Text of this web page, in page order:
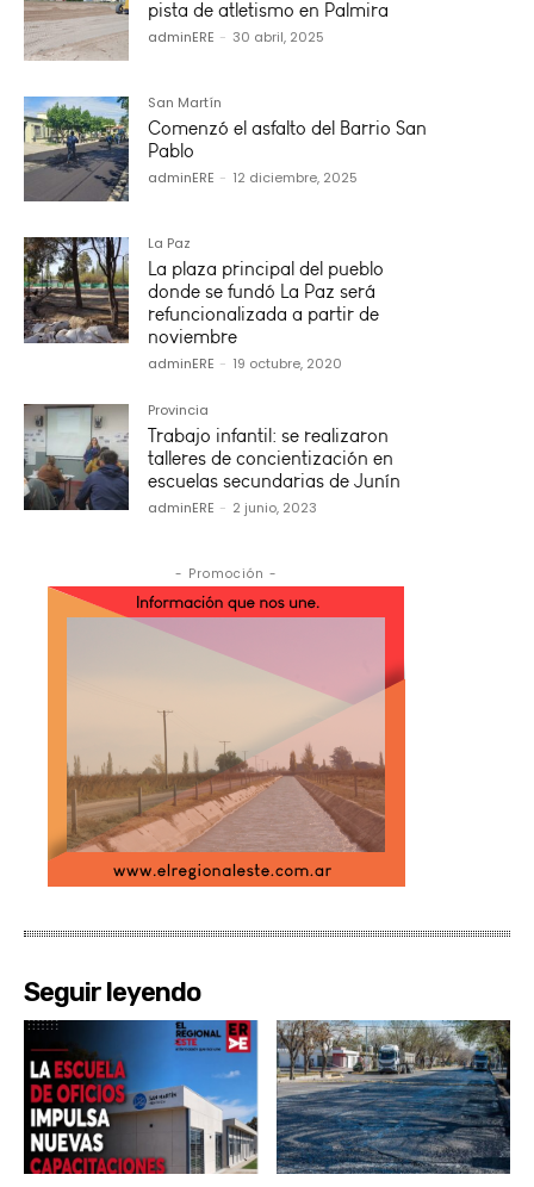
pista de atletismo en Palmira
adminERE - 30 abril, 2025
San Martín
Comenzó el asfalto del Barrio San
Pablo
adminERE - 12 diciembre, 2025
La Paz
La plaza principal del pueblo
donde se fundó La Paz será
refuncionalizada a partir de
noviembre
adminERE - 19 octubre, 2020
Provincia
Trabajo infantil: se realizaron
talleres de concientización en
escuelas secundarias de Junín
adminERE - 2 junio, 2023
- Promoción -
Seguir leyendo